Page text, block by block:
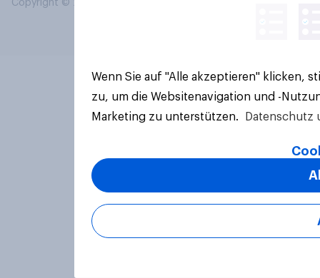
Copyright © 2026 YouGov PLC. Alle Rechte vorbehalten.
Wenn Sie auf "Alle akzeptieren" klicken,
zu, um die Websitenavigation und -
Marketing zu unterstützen.
Datenschutz